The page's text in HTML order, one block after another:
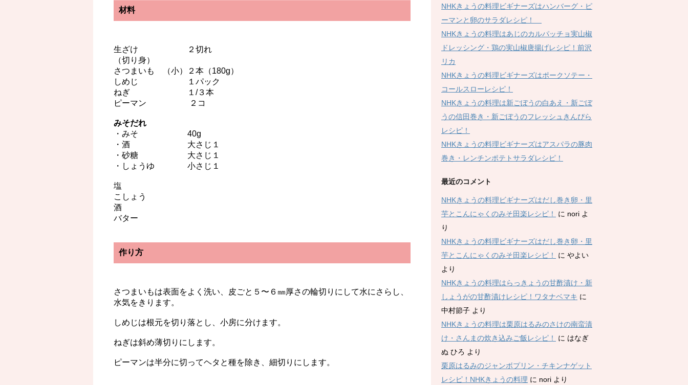
材料
生ざけ ２切れ
（切り身）
さつまいも （小）２本（180g）
しめじ １パック
ねぎ １/３本
ピーマン ２コ
みそだれ
・みそ 40g
・酒 大さじ１
・砂糖 大さじ１
・しょうゆ 小さじ１
塩
こしょう
酒
バター
作り方
さつまいもは表面をよく洗い、皮ごと５〜６㎜厚さの輪切りにして水にさらし、
水気をきります。
しめじは根元を切り落とし、小房に分けます。
ねぎは斜め薄切りにします。
ピーマンは半分に切ってヘタと種を除き、細切りにします。
NHKきょうの料理ビギナーズはハンバーグ・ピ
ーマンと卵のサラダレシピ！
NHKきょうの料理はあじのカルパッチョ実山椒
ドレッシング・鶏の実山椒唐揚げレシピ！前沢
リカ
NHKきょうの料理ビギナーズはポークソテー・
コールスローレシピ！
NHKきょうの料理は新ごぼうの白あえ・新ごぼ
うの信田巻き・新ごぼうのフレッシュきんぴら
レシピ！
NHKきょうの料理ビギナーズはアスパラの豚肉
巻き・レンチンポテトサラダレシピ！
最近のコメント
NHKきょうの料理ビギナーズはだし巻き卵・里
芋とこんにゃくのみそ田楽レシピ！
に nori よ
り
NHKきょうの料理ビギナーズはだし巻き卵・里
芋とこんにゃくのみそ田楽レシピ！
に やよい
より
NHKきょうの料理はらっきょうの甘酢漬け・新
しょうがの甘酢漬けレシピ！ワタナベマキ に
中村節子 より
NHKきょうの料理は栗原はるみのさけの南蛮漬
け・さんまの炊き込みご飯レシピ！
に はなぎ
ぬ ひろ より
栗原はるみのジャンボプリン・チキンナゲット
レシピ！NHKきょうの料理 に nori より